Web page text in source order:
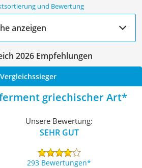
und Bewertung
anzeigen
2026 Empfehlungen
Vergleichssieger
griechischer Art
Unsere Bewertung:
SEHR GUT
293 Bewertungen